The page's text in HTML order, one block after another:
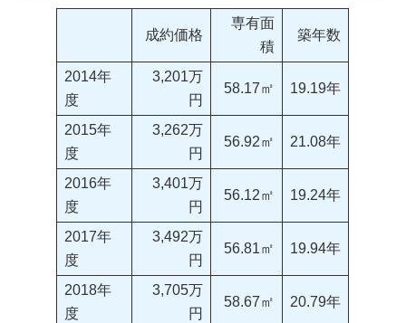
成約価格
専有面
積
築年数
2014年
度
3,201万
円
58.17㎡ 19.19年
2015年
度
3,262万
円
56.92㎡ 21.08年
2016年
度
3,401万
円
56.12㎡ 19.24年
2017年
度
3,492万
円
56.81㎡ 19.94年
2018年
度
3,705万
円
58.67㎡ 20.79年